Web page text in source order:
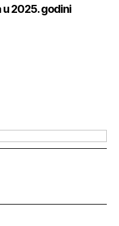
2025. godini